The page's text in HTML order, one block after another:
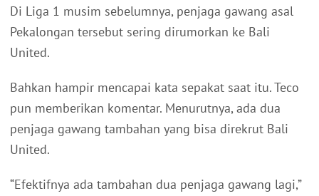
Di Liga 1 musim sebelumnya, penjaga gawang asal
Pekalongan tersebut sering dirumorkan ke Bali
United.
Bahkan hampir mencapai kata sepakat saat itu. Teco
pun memberikan komentar. Menurutnya, ada dua
penjaga gawang tambahan yang bisa direkrut Bali
United.
“Efektifnya ada tambahan dua penjaga gawang lagi,”